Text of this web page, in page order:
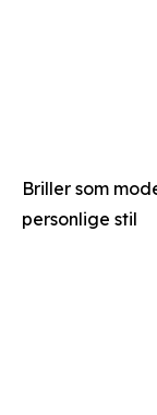
Briller som
personlige stil